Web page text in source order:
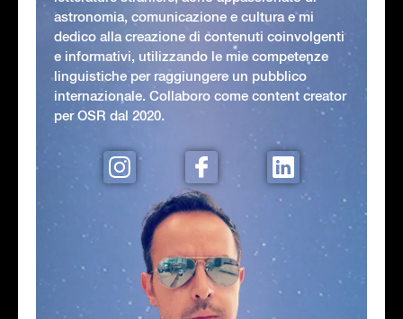
astronomia, comunicazione e cultura e mi
dedico alla creazione di contenuti coinvolgenti
e informativi, utilizzando le mie competenze
linguistiche per raggiungere un pubblico
internazionale. Collaboro come content creator
per OSR dal 2020.